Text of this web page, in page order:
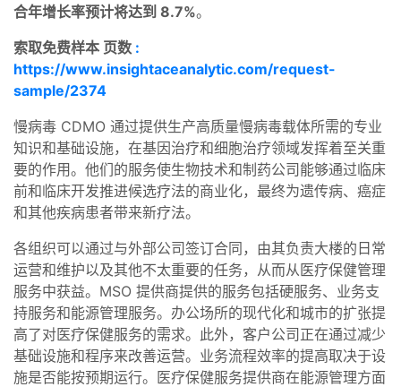
合年增长率预计将达到 8.7%。
索取免费样本 页数 :
https://www.insightaceanalytic.com/request-
sample/2374
慢病毒 CDMO 通过提供生产高质量慢病毒载体所需的专业
知识和基础设施，在基因治疗和细胞治疗领域发挥着至关重
要的作用。他们的服务使生物技术和制药公司能够通过临床
前和临床开发推进候选疗法的商业化，最终为遗传病、癌症
和其他疾病患者带来新疗法。
各组织可以通过与外部公司签订合同，由其负责大楼的日常
运营和维护以及其他不太重要的任务，从而从医疗保健管理
服务中获益。MSO 提供商提供的服务包括硬服务、业务支
持服务和能源管理服务。办公场所的现代化和城市的扩张提
高了对医疗保健服务的需求。此外，客户公司正在通过减少
基础设施和程序来改善运营。业务流程效率的提高取决于设
施是否能按预期运行。医疗保健服务提供商在能源管理方面